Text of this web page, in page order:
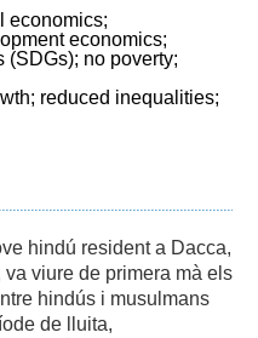
economics;
economics;
(SDGs); no poverty;
reduced inequalities;
hindú resident a Dacca,
va viure de primera mà els
hindús i musulmans
de lluita,